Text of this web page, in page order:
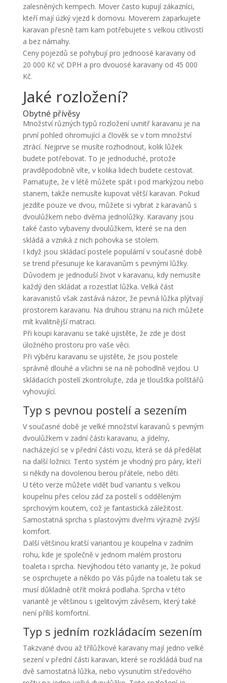
zalesněných kempech. Mover často kupují zákazníci,
kteří mají úzký vjezd k domovu. Moverem zaparkujete
karavan přesně tam kam potřebujete s velkou citlivostí
a bez námahy.
Ceny pojezdů se pohybují pro jednoosé karavany od
20 000 Kč vč DPH a pro dvouosé karavany od 45 000
Kč.
Jaké rozložení?
Obytné přívěsy
Množství různých typů rozložení uvnitř karavanu je na
první pohled ohromující a člověk se v tom množství
ztrácí. Nejprve se musíte rozhodnout, kolik lůžek
budete potřebovat. To je jednoduché, protože
pravděpodobně víte, v kolika lidech budete cestovat.
Pamatujte, že v létě můžete spát i pod markýzou nebo
stanem, takže nemusíte kupovat větší karavan. Pokud
jezdíte pouze ve dvou, můžete si vybrat z karavanů s
dvoulůžkem nebo dvěma jednolůžky. Karavany jsou
také často vybaveny dvoulůžkem, které se na den
skládá a vzniká z nich pohovka se stolem.
I když jsou skládací postele populární v současné době
se trend přesunuje ke karavanům s pevnými lůžky.
Důvodem je jednoduší život v karavanu, kdy nemusíte
každý den skládat a rozestlat lůžka. Velká část
karavanistů však zastává názor, že pevná lůžka plýtvají
prostorem karavanu. Na druhou stranu na nich můžete
mít kvalitnější matraci.
Při koupi karavanu se také ujistěte, že zde je dost
úložného prostoru pro vaše věci.
Při výběru karavanu se ujistěte, že jsou postele
správně dlouhé a všichni se na ně pohodlně vejdou. U
skládacích postelí zkontrolujte, zda je tloušťka polštářů
vyhovující.
Typ s pevnou postelí a sezením
V současné době je velké množství karavanů s pevným
dvoulůžkem v zadní části karavanu, a jídelny,
nacházející se v přední části vozu, která se dá předělat
na další ložnici. Tento systém je vhodný pro páry, kteří
si někdy na dovolenou berou přátele, nebo děti.
U této verze můžete vidět buď variantu s velkou
koupelnu přes celou záď za postelí s odděleným
sprchovým koutem, což je fantastická záležitost.
Samostatná sprcha s plastovými dveřmi výrazně zvýší
komfort.
Další většinou kratší variantou je koupelna v zadním
rohu, kde je společně v jednom malém prostoru
toaleta i sprcha. Nevýhodou této varianty je, že pokud
se osprchujete a někdo po Vás půjde na toaletu tak se
musí důkladně otřít mokrá podlaha. Sprcha v této
variantě je většinou s igelitovým závěsem, který také
není příliš komfortní.
Typ s jedním rozkládacím sezením
Takzvané dvou až třílůžkové karavany mají jedno velké
sezení v přední části karavan, které se rozkládá buď na
dvě samostatná lůžka, nebo vysunutím středového